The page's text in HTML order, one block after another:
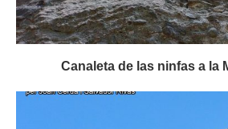
Canaleta de las ninfas a la